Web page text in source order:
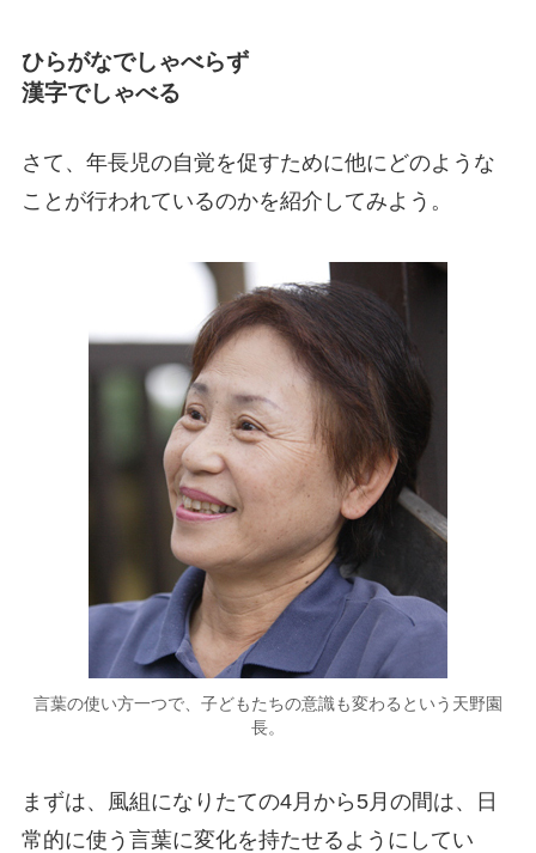
ひらがなでしゃべらず
漢字でしゃべる
さて、年長児の自覚を促すために他にどのような
ことが行われているのかを紹介してみよう。
言葉の使い方一つで、子どもたちの意識も変わるという天野園
長。
まずは、風組になりたての4月から5月の間は、日
常的に使う言葉に変化を持たせるようにしてい